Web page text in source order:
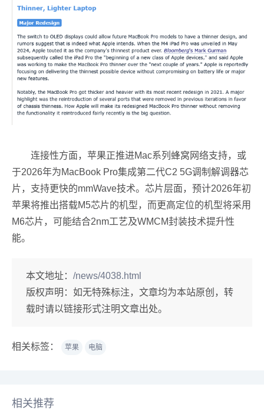
连接性方面，苹果正推进Mac系列蜂窝网络支持，或
于2026年为MacBook Pro集成第二代C2 5G调制解调器芯
片，支持更快的mmWave技术。芯片层面，预计2026年初
苹果将推出搭载M5芯片的机型，而更高定位的机型将采用
M6芯片，可能结合2nm工艺及WMCM封装技术提升性
能。
本文地址： /news/4038.html
版权声明： 如无特殊标注，文章均为本站原创，转
载时请以链接形式注明文章出处。
相关标签： 苹果 电脑
相关推荐